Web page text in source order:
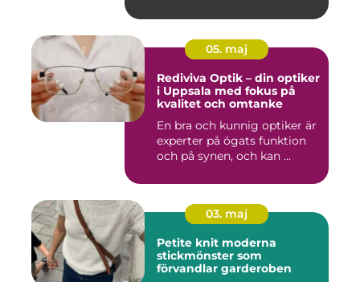
05. maj
Rediviva Optik – din optiker
i Uppsala med fokus på
kvalitet och omtanke
En bra och kunnig optiker är
experter på ögats funktion
och på synen, och kan ...
03. maj
Petite knit moderna
stickmönster som
förvandlar garderoben